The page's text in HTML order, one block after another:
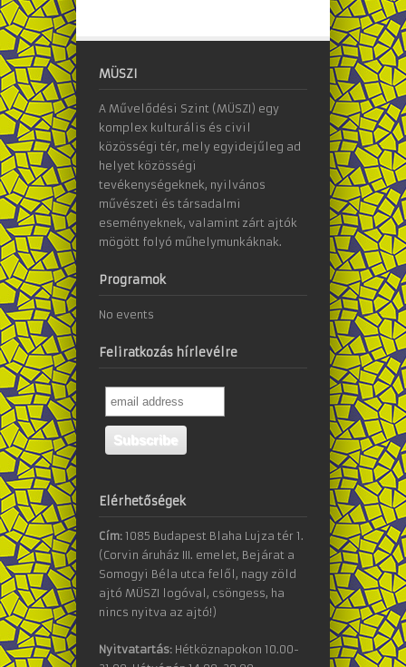
MÜSZI
A Művelődési Szint (MÜSZI) egy
komplex kulturális és civil
közösségi tér, mely egyidejűleg ad
helyet közösségi
tevékenységeknek, nyilvános
művészeti és társadalmi
eseményeknek, valamint zárt ajtók
mögött folyó műhelymunkáknak.
Programok
No events
Feliratkozás hírlevélre
Elérhetőségek
Cím: 1085 Budapest Blaha Lujza tér 1.
(Corvin áruház III. emelet, Bejárat a
Somogyi Béla utca felől, nagy zöld
ajtó MÜSZI logóval, csöngess, ha
nincs nyitva az ajtó!)
Nyitvatartás: Hétköznapokon 10.00-